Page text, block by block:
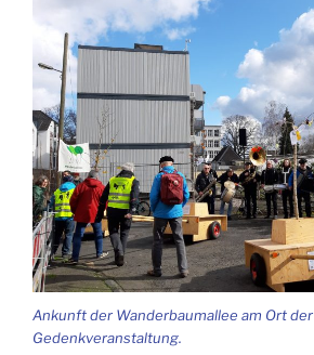
Ankunft der Wan­der­baum­al­lee am Ort der
Gedenkveranstaltung.